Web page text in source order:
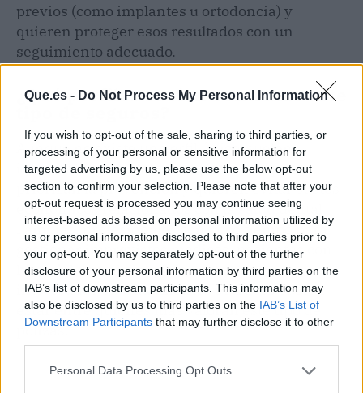
Que.es - Do Not Process My Personal Information
If you wish to opt-out of the sale, sharing to third parties, or
processing of your personal or sensitive information for
targeted advertising by us, please use the below opt-out
section to confirm your selection. Please note that after your
opt-out request is processed you may continue seeing
interest-based ads based on personal information utilized by
us or personal information disclosed to third parties prior to
your opt-out. You may separately opt-out of the further
disclosure of your personal information by third parties on the
IAB’s list of downstream participants. This information may
also be disclosed by us to third parties on the IAB’s List of
Downstream Participants that may further disclose it to other
Personal Data Processing Opt Outs
previos (como implantes u ortodoncia) y
quieren proteger esos resultados con un
seguimiento adecuado.
¿Qué perfiles suelen contratar este
Aunque no existe un perfil único, suelen
interesar especialmente a personas que
priorizan la prevención y quieren evitar sustos
económicos relacionados con lasaluddental.
Familias, profesionales con poco tiempo para
gestionar imprevistos médicos, pacientes con
historial dental complejo o personas
interesadas en tratamientos estéticos suelen
estar entre quienes más valoran este tipo de
pólizas.